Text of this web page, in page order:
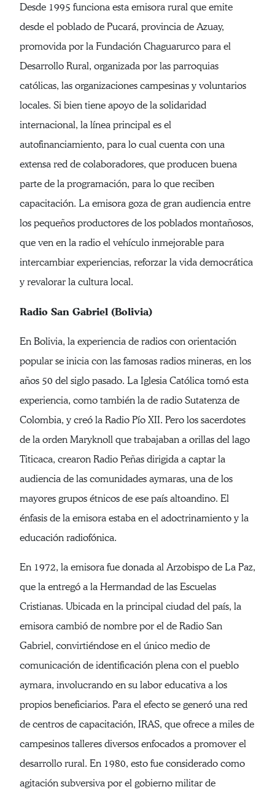
Desde 1995 funciona esta emisora rural que emite
desde el poblado de Pucará, provincia de Azuay,
promovida por la Fundación Chaguarurco para el
Desarrollo Rural, organizada por las parroquias
católicas, las organizaciones campesinas y voluntarios
locales. Si bien tiene apoyo de la solidaridad
internacional, la línea principal es el
autofinanciamiento, para lo cual cuenta con una
extensa red de colaboradores, que producen buena
parte de la programación, para lo que reciben
capacitación. La emisora goza de gran audiencia entre
los pequeños productores de los poblados montañosos,
que ven en la radio el vehículo inmejorable para
intercambiar experiencias, reforzar la vida democrática
y revalorar la cultura local.
Radio San Gabriel (Bolivia)
En Bolivia, la experiencia de radios con orientación
popular se inicia con las famosas radios mineras, en los
años 50 del siglo pasado. La Iglesia Católica tomó esta
experiencia, como también la de radio Sutatenza de
Colombia, y creó la Radio Pío XII. Pero los sacerdotes
de la orden Maryknoll que trabajaban a orillas del lago
Titicaca, crearon Radio Peñas dirigida a captar la
audiencia de las comunidades aymaras, una de los
mayores grupos étnicos de ese país altoandino. El
énfasis de la emisora estaba en el adoctrinamiento y la
educación radiofónica.
En 1972, la emisora fue donada al Arzobispo de La Paz,
que la entregó a la Hermandad de las Escuelas
Cristianas. Ubicada en la principal ciudad del país, la
emisora cambió de nombre por el de Radio San
Gabriel, convirtiéndose en el único medio de
comunicación de identificación plena con el pueblo
aymara, involucrando en su labor educativa a los
propios beneficiarios. Para el efecto se generó una red
de centros de capacitación, IRAS, que ofrece a miles de
campesinos talleres diversos enfocados a promover el
desarrollo rural. En 1980, esto fue considerado como
agitación subversiva por el gobierno militar de